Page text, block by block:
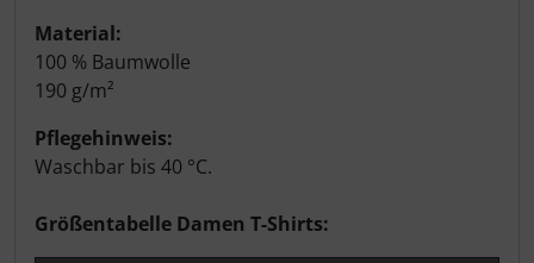
Material:
100 % Baumwolle
190 g/m²
Pflegehinweis:
Waschbar bis 40 °C.
Größentabelle Damen T-Shirts: